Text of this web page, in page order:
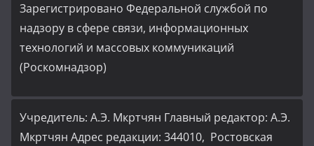
Зарегистрировано Федеральной службой по
надзору в сфере связи, информационных
технологий и массовых коммуникаций
(Роскомнадзор)
Учредитель: А.Э. Мкртчян Главный редактор: А.Э.
Мкртчян Адрес редакции: 344010, Ростовская